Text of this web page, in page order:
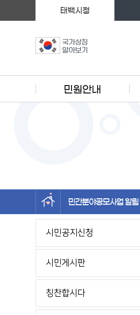
국가상징
알아보기
태백시청
민원안내
민간분야공모사업 알림
왼쪽메뉴
시민공지신청
시민게시판
칭찬합시다